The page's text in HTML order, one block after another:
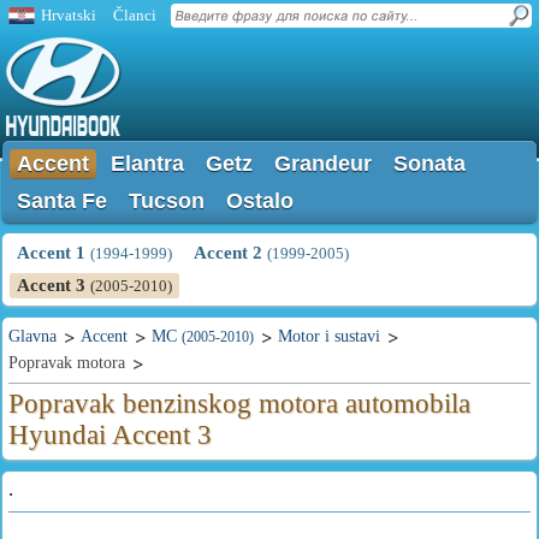
Hrvatski Članci
Accent Elantra Getz Grandeur
Sonata
Santa Fe
Tucson Ostalo
Accent 1 (1994-1999) Accent 2 (1999-2005)
Accent 3 (2005-2010)
Glavna Accent MC (2005-2010)
Motor i sustavi
Popravak motora
Popravak benzinskog motora automobila
Hyundai Accent 3
.